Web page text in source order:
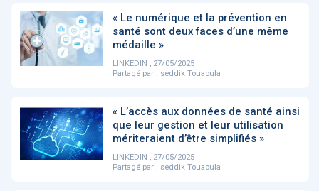
« Le numérique et la prévention en
santé sont deux faces d’une même
médaille »
LINKEDIN , 27/05/2025
Partagé par : seddik Touaoula
« L’accès aux données de santé ainsi
que leur gestion et leur utilisation
mériteraient d’être simplifiés »
LINKEDIN , 27/05/2025
Partagé par : seddik Touaoula
PRODUITS 144
‹ 1 2 3 4